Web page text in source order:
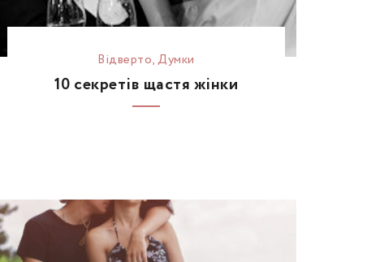
Відвертo,Думки
10 секретів щастя жінки